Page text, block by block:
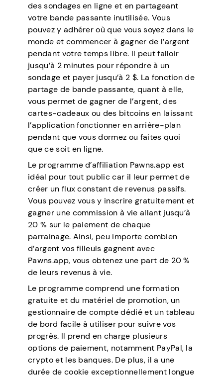
des sondages en ligne et en partageant
votre bande passante inutilisée. Vous
pouvez y adhérer où que vous soyez dans le
monde et commencer à gagner de l’argent
pendant votre temps libre. Il peut falloir
jusqu’à 2 minutes pour répondre à un
sondage et payer jusqu’à 2 $. La fonction de
partage de bande passante, quant à elle,
vous permet de gagner de l’argent, des
cartes-cadeaux ou des bitcoins en laissant
l’application fonctionner en arrière-plan
pendant que vous dormez ou faites quoi
que ce soit en ligne.
Le programme d’affiliation Pawns.app est
idéal pour tout public car il leur permet de
créer un flux constant de revenus passifs.
Vous pouvez vous y inscrire gratuitement et
gagner une commission à vie allant jusqu’à
20 % sur le paiement de chaque
parrainage. Ainsi, peu importe combien
d’argent vos filleuls gagnent avec
Pawns.app, vous obtenez une part de 20 %
de leurs revenus à vie.
Le programme comprend une formation
gratuite et du matériel de promotion, un
gestionnaire de compte dédié et un tableau
de bord facile à utiliser pour suivre vos
progrès. Il prend en charge plusieurs
options de paiement, notamment PayPal, la
crypto et les banques. De plus, il a une
durée de cookie exceptionnellement longue